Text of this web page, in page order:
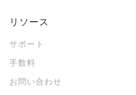
リソース
サポート
手数料
お問い合わせ